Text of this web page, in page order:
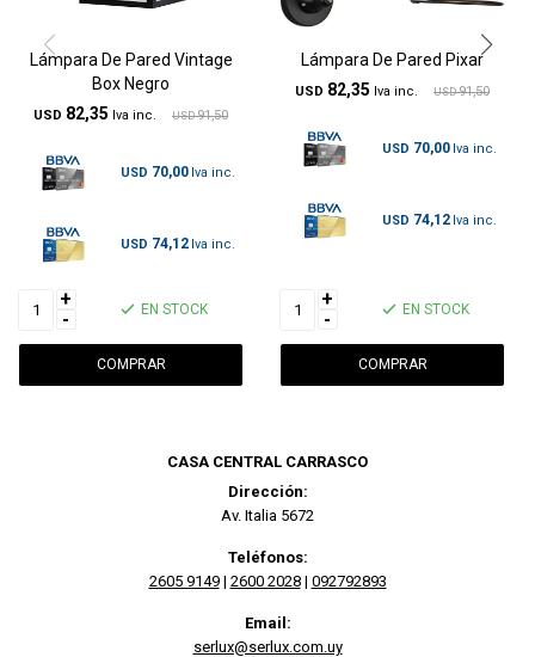
Lámpara De Pared Vintage
Box Negro
USD 82,35 USD 91,50
USD 70,00
USD 74,12
+
-
EN STOCK
Lámpara De Pared Pixar
USD 82,35 USD 91,50
USD 70,00
USD 74,12
+
-
EN STOCK
CASA CENTRAL CARRASCO
Dirección:
Av. Italia 5672
Teléfonos:
2605 9149| 2600 2028| 092792893
Email:
serlux@serlux.com.uy